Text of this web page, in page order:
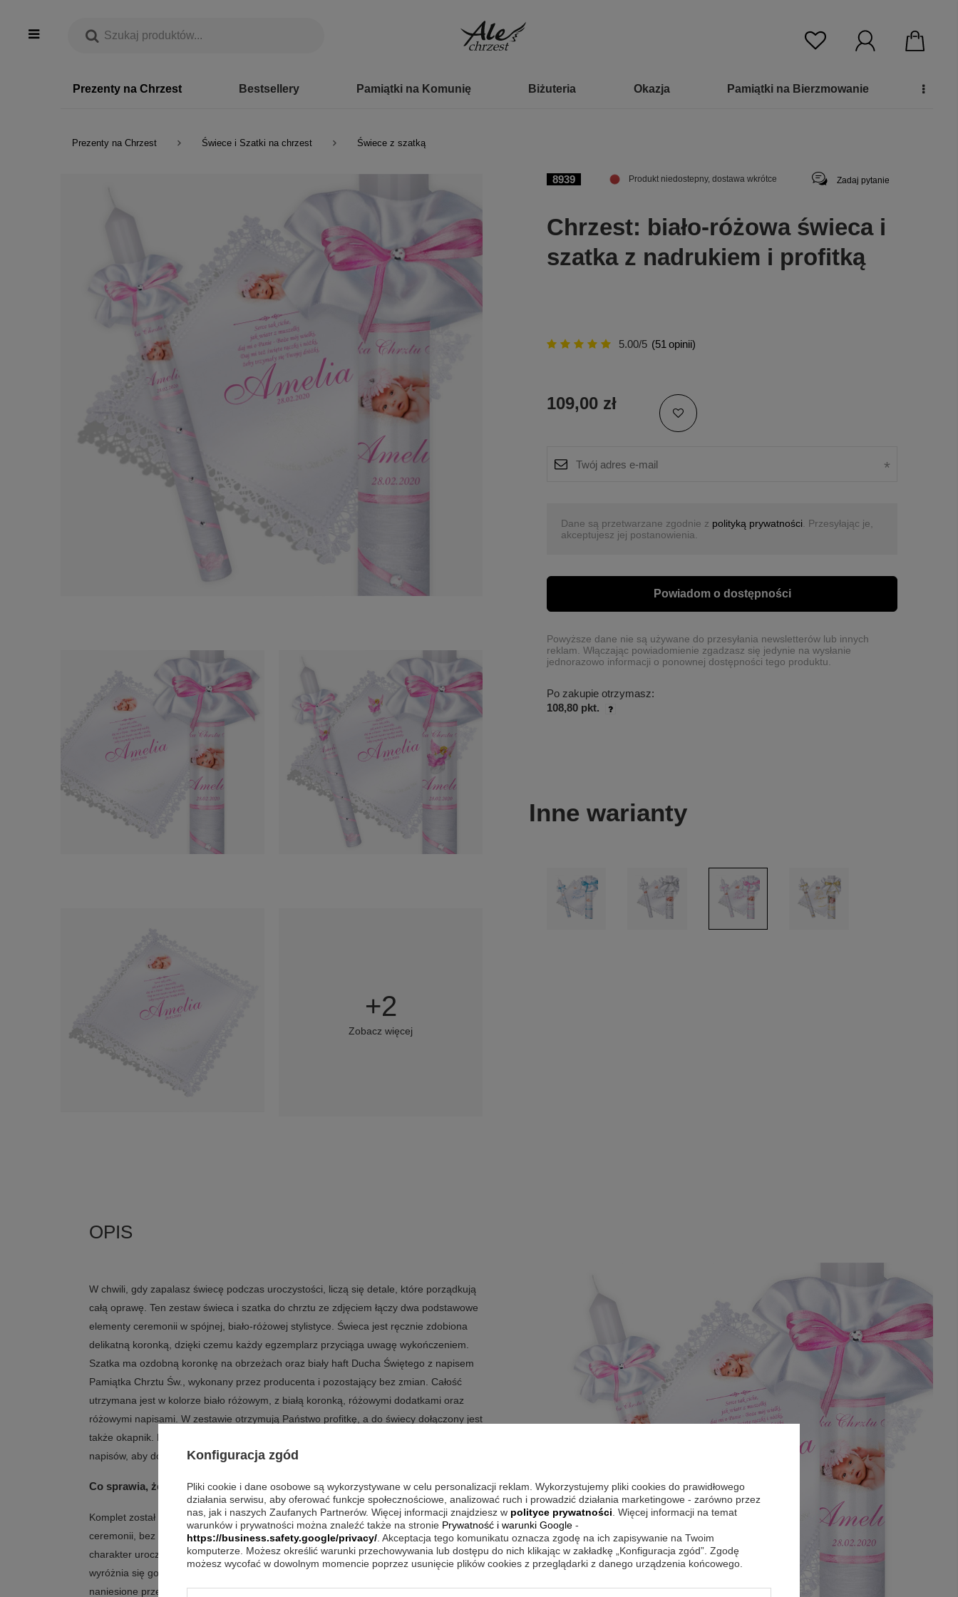
Prezenty na Chrzest Bestsellery Pamiątki na Komunię Biżuteria Okazja Pamiątki na Bierzmowanie
Prezenty na Chrzest Świece i Szatki na chrzest Świece z szatką
+2
Zobacz więcej
8939 Produkt niedostepny, dostawa wkrótce Zadaj pytanie
Chrzest: biało-różowa świeca i
szatka z nadrukiem i profitką
5.00/5 (51 opinii)
109,00 zł
Dane są przetwarzane zgodnie z polityką prywatności . Przesyłając je,
akceptujesz jej postanowienia.
Powiadom o dostępności
Powyższe dane nie są używane do przesyłania newsletterów lub innych
reklam. Włączając powiadomienie zgadzasz się jedynie na wysłanie
jednorazowo informacji o ponownej dostępności tego produktu.
Po zakupie otrzymasz:
108,80 pkt.
Inne warianty
W chwili, gdy zapalasz świecę podczas uroczystości, liczą się detale, które porządkują
całą oprawę. Ten zestaw świeca i szatka do chrztu ze zdjęciem łączy dwa podstawowe
elementy ceremonii w spójnej, biało-różowej stylistyce. Świeca jest ręcznie zdobiona
delikatną koronką, dzięki czemu każdy egzemplarz przyciąga uwagę wykończeniem.
Szatka ma ozdobną koronkę na obrzeżach oraz biały haft Ducha Świętego z napisem
Pamiątka Chrztu Św., wykonany przez producenta i pozostający bez zmian. Całość
utrzymana jest w kolorze biało różowym, z białą koronką, różowymi dodatkami oraz
różowymi napisami. W zestawie otrzymują Państwo profitkę, a do świecy dołączony jest
także okapnik. Na obu elementach przewidziano indywidualny nadruk grafiki lub zdjęcia i
napisów, aby dopasować komplet do konkretnego dziecka i uroczystości.
Co sprawia, że to trafiony wybór?
Komplet został przygotowany tak, by zachować jedną estetykę na stole i podczas samej
ceremonii, bez mieszania przypadkowych dodatków. Biało-różowa kolorystyka podkreśla
charakter uroczystości, a koronka na świecy i szatce buduje spójne wrażenie. Szatka
wyróżnia się gotowym haftem i napisem, których nie trzeba dobierać osobno, bo są już
naniesione przez producenta. Świeca ma ręczne zdobienie delikatną koronką, co nadaje
Konfiguracja zgód
Pliki cookie i dane osobowe są wykorzystywane w celu personalizacji reklam. Wykorzystujemy pliki cookies do prawidłowego
działania serwisu, aby oferować funkcje społecznościowe, analizować ruch i prowadzić działania marketingowe - zarówno przez
nas, jak i naszych Zaufanych Partnerów. Więcej informacji znajdziesz w polityce prywatności . Więcej informacji na temat
warunków i prywatności można znaleźć także na stronie Prywatność i warunki Google -
https://business.safety.google/privacy/ . Akceptacja tego komunikatu oznacza zgodę na ich zapisywanie na Twoim
komputerze. Możesz określić warunki przechowywania lub dostępu do nich klikając w zakładkę „Konfiguracja zgód”. Zgodę
możesz wycofać w dowolnym momencie poprzez usunięcie plików cookies z przeglądarki z danego urządzenia końcowego.